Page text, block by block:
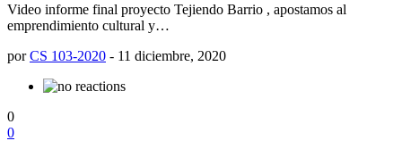
Video informe final proyecto Tejiendo Barrio , apostamos al
emprendimiento cultural y…
porCS 103-2020 - 11 diciembre, 2020
0
0